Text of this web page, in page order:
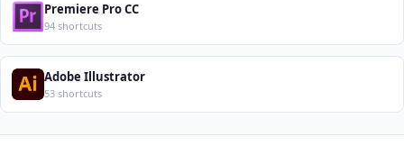
Premiere Pro CC
94 shortcuts
Adobe Illustrator
53 shortcuts